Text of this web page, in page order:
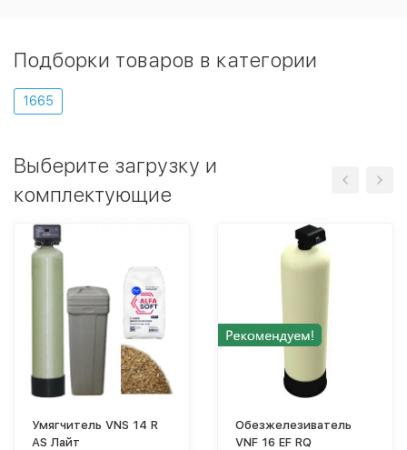
Подборки товаров в категории
1665
Выберите загрузку и
комплектующие
Умягчитель VNS 14 R
AS Лайт
Обезжелезиватель
VNF 16 EF RQ